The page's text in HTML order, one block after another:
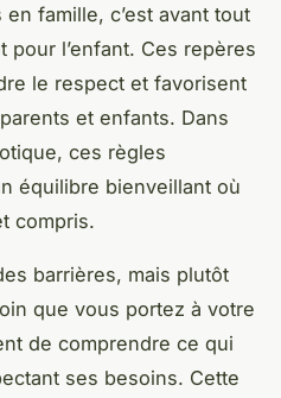
famille, c’est avant tout
pour l’enfant. Ces repères
le respect et favorisent
et enfants. Dans
ces règles
équilibre bienveillant où
compris.
barrières, mais plutôt
que vous portez à votre
de comprendre ce qui
ses besoins. Cette